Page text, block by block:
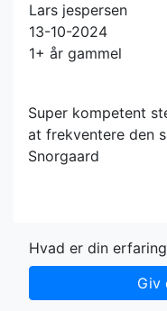
Lars jespersen
13-10-2024
1+ år gammel
Super kompetent
at frekventere den
Snorgaard
Hvad er din
Giv